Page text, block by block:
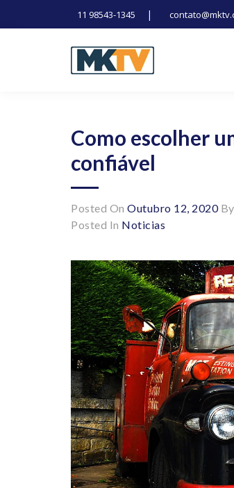
11 98543-1345 |
Como escolher
confiável
Posted On Outubro 12, 2020By
Posted In Noticias